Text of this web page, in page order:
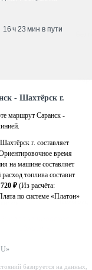
16 ч 23 мин в пути
- Шахтёрск г.
маршрут Саранск -
г. составляет
время
на машине составляет
топлива составит
₽ (Из расчёта:
по системе «Платон»
базируется на данных,